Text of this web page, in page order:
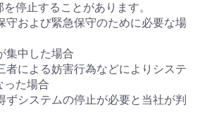
停止することがあります。
守および緊急保守のために必要な場
集中した場合
者による妨害行為などによりシステ
った場合
ずシステムの停止が必要と当社が判